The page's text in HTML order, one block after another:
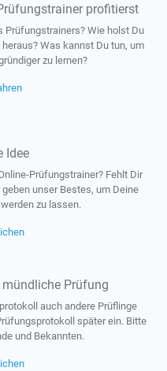
profitierst
Prüfungstrainers? Wie holst Du
Was kannst Du tun, um
zu lernen?
Idee
Prüfungstrainer? Fehlt Dir
unser Bestes, um Deine
zu lassen.
Prüfung
auch andere Prüflinge
später ein. Bitte
und Bekannten.